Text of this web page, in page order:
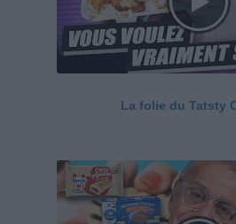
La folie du Tatsty